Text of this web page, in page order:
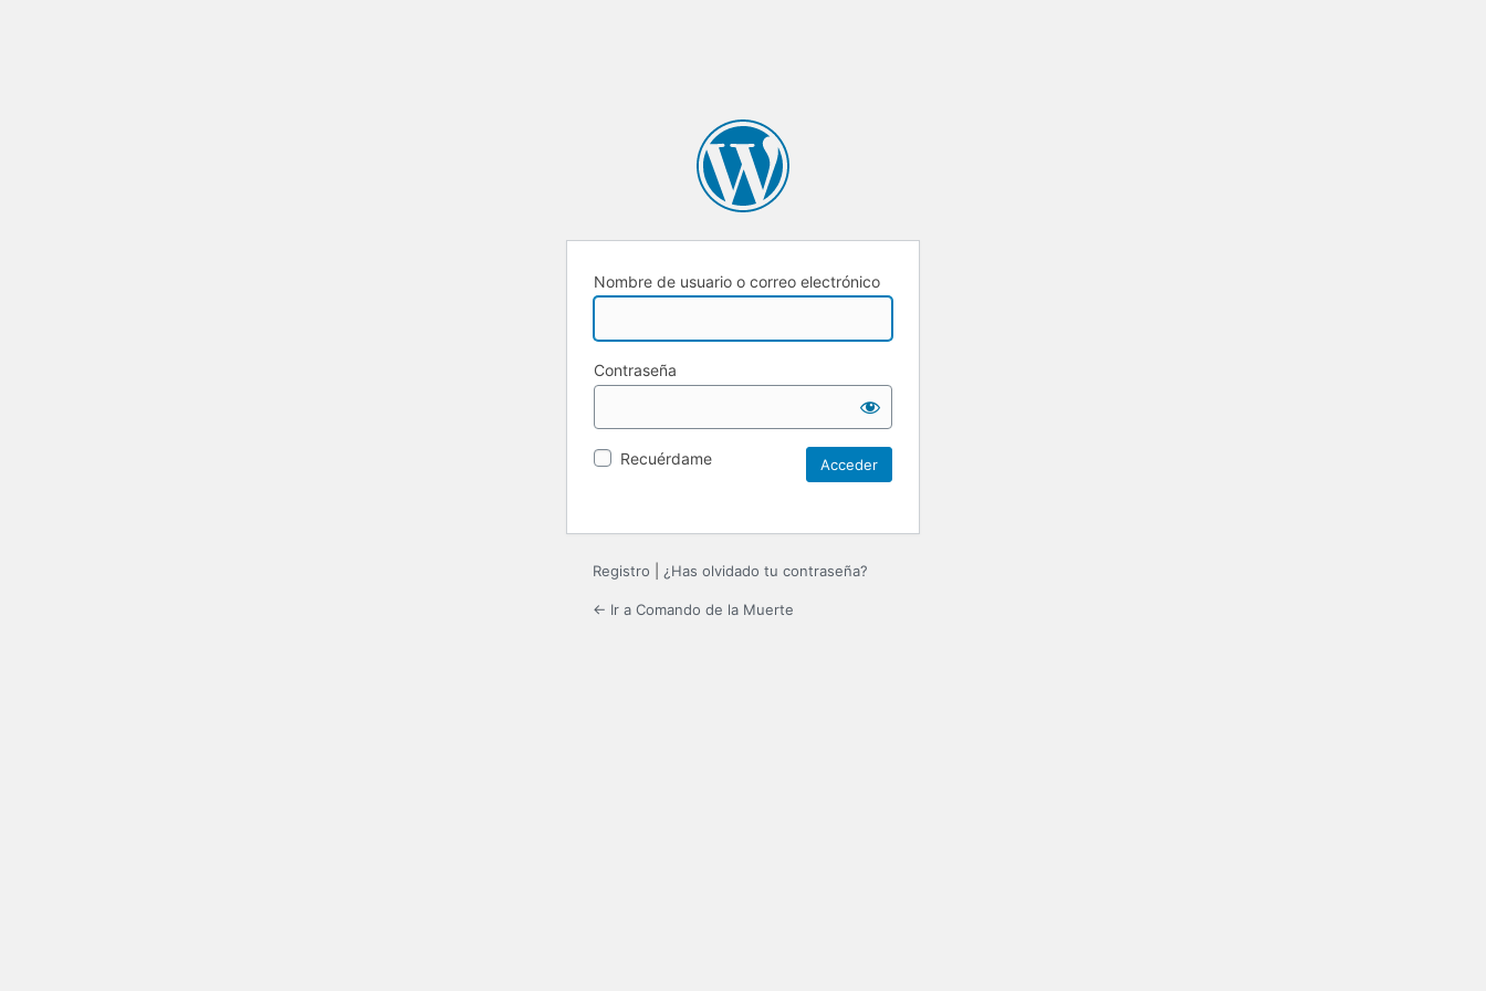
Nombre de usuario o correo electrónico
Contraseña
Recuérdame
Registro ¿Has olvidado tu contraseña?
← Ir a Comando de la Muerte